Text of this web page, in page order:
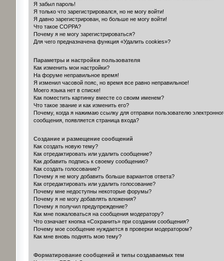
Я забыл пароль!
Я только что зарегистрировался, но не могу войти!
Я давно зарегистрирован, но больше не могу войти!
Что такое COPPA?
Почему я не могу зарегистрироваться?
Для чего предназначена функция «Удалить cookies»?
Параметры и настройки пользователя
Как изменить мои настройки?
На форуме неправильное время!
Я изменил часовой пояс, но время все равно неправильное!
Моего языка нет в списке!
Как поместить картинку вместе со своим именем?
Что такое звание и как изменить его?
Почему, когда я нажимаю ссылку для отправки пользователю
сообщения, появляется страница входа?
Создание и размещение сообщений
Как создать новую тему?
Как отредактировать или удалить сообщение?
Как добавить подпись к своему сообщению?
Как создать голосование?
Почему я не могу добавить больше вариантов ответа?
Как отредактировать или удалить голосование?
Почему мне недоступны некоторые форумы?
Почему я не могу добавлять вложения?
Почему я получил предупреждение?
Как мне пожаловаться на сообщения модератору?
Что означает кнопка «Сохранить» при создании сообщения?
Почему мое сообщение нуждается в проверки модератором?
Как мне вновь поднять мою тему?
Форматирование сообщений и типы создаваемых тем